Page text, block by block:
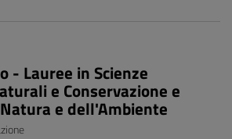
- Lauree in Scienze
e Conservazione e
e dell'Ambiente